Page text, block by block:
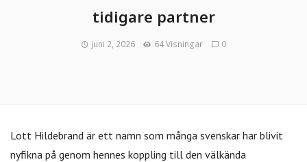
tidigare partner
juni 2, 2026 64 Visningar 0
Lott Hildebrand är ett namn som många svenskar har blivit
nyfikna på genom hennes koppling till den välkända